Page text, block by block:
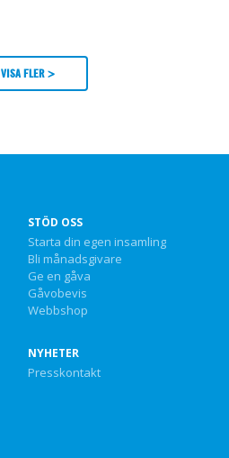
VISA FLER >
STÖD OSS
Starta din egen insamling
Bli månadsgivare
Ge en gåva
Gåvobevis
Webbshop
NYHETER
Presskontakt